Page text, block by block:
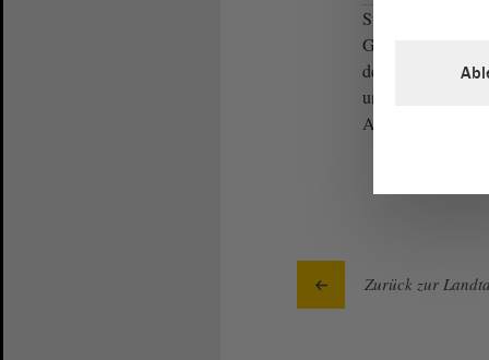
Stimme? - Die
GRÜNEN und
der
und es erübrigt
Alternativantrag.
Zurück zur